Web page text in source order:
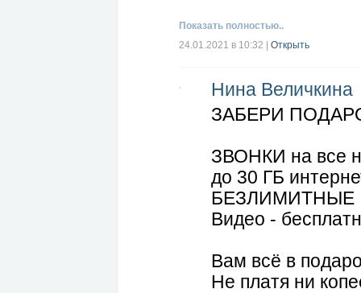
Безлимитные мессенджеры, соцсети,
И получайте БЕСПЛАТНО связь -600
Можем пообщаться в скайпе или я
Показать полностью..
24.01.2021 в 10:32
Открыть
Нина Величкина
ЗАБЕРИ
ЗВОНКИ на все
до 30 ГБ
БЕЗЛИМИТНЫЕ :
Видео -
Вам всё в
Не платя ни